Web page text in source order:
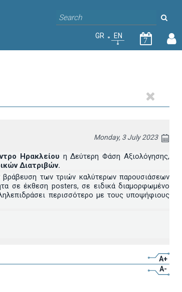
GR EN
7
Monday, 3 July 2023
Ηρακλείου η Δεύτερη Φάση Αξιολόγησης,
Διατριβών.
των τριών καλύτερων παρουσιάσεων
σε έκθεση posters, σε ειδικά διαμορφωμένο
περισσότερο με τους υποψήφιους
A+
A-